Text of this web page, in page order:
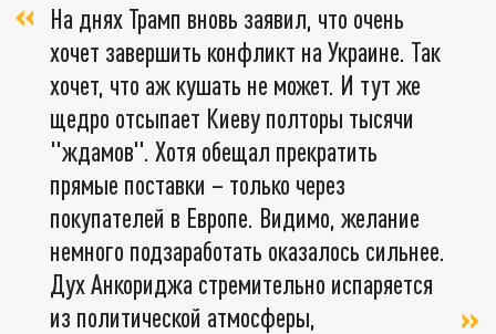
На днях Трамп вновь заявил, что очень
хочет завершить конфликт на Украине. Так
хочет, что аж кушать не может. И тут же
щедро отсыпает Киеву полторы тысячи
"ждамов". Хотя обещал прекратить
прямые поставки – только через
покупателей в Европе. Видимо, желание
немного подзаработать оказалось сильнее.
Дух Анкориджа стремительно испаряется
из политической атмосферы,